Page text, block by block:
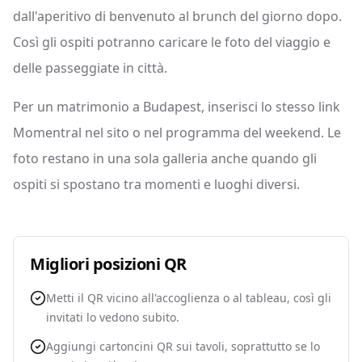
dall'aperitivo di benvenuto al brunch del giorno dopo.
Così gli ospiti potranno caricare le foto del viaggio e
delle passeggiate in città.
Per un matrimonio a Budapest, inserisci lo stesso link
Momentral nel sito o nel programma del weekend. Le
foto restano in una sola galleria anche quando gli
ospiti si spostano tra momenti e luoghi diversi.
Migliori posizioni QR
Metti il QR vicino all'accoglienza o al tableau, così gli
invitati lo vedono subito.
Aggiungi cartoncini QR sui tavoli, soprattutto se lo